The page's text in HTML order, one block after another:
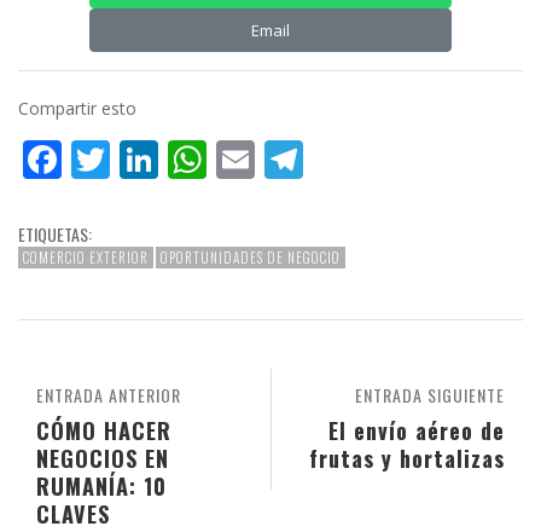
Email
Compartir esto
Facebook
Twitter
LinkedIn
WhatsApp
Email
ETIQUETAS:
COMERCIO EXTERIOR OPORTUNIDADES DE NEGOCIO
ENTRADA SIGUIENTE
El envío aéreo de
frutas y hortalizas
ENTRADA ANTERIOR
CÓMO HACER
NEGOCIOS EN
RUMANÍA: 10
CLAVES